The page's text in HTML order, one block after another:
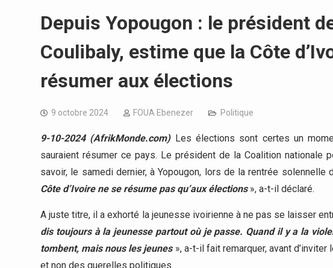
Depuis Yopougon : le président
Coulibaly, estime que la Côte
résumer aux élections
9 octobre 2024 FOUA Ebenezer Politique
9-10-2024 (AfrikMonde.com)Les élections sont certes un
sauraient résumer ce pays. Le président de la Coalition nationale
savoir, le samedi dernier, à Yopougon, lors de la rentrée solennelle
Côte d’Ivoire ne se résume pas qu’aux élections», a-t-il déclaré.
A juste titre, il a exhorté la jeunesse ivoirienne à ne pas se laisser
dis toujours à la jeunesse partout où je passe. Quand il y a la
tombent, mais nous les jeunes », a-t-il fait remarquer, avant
et non des querelles politiques.